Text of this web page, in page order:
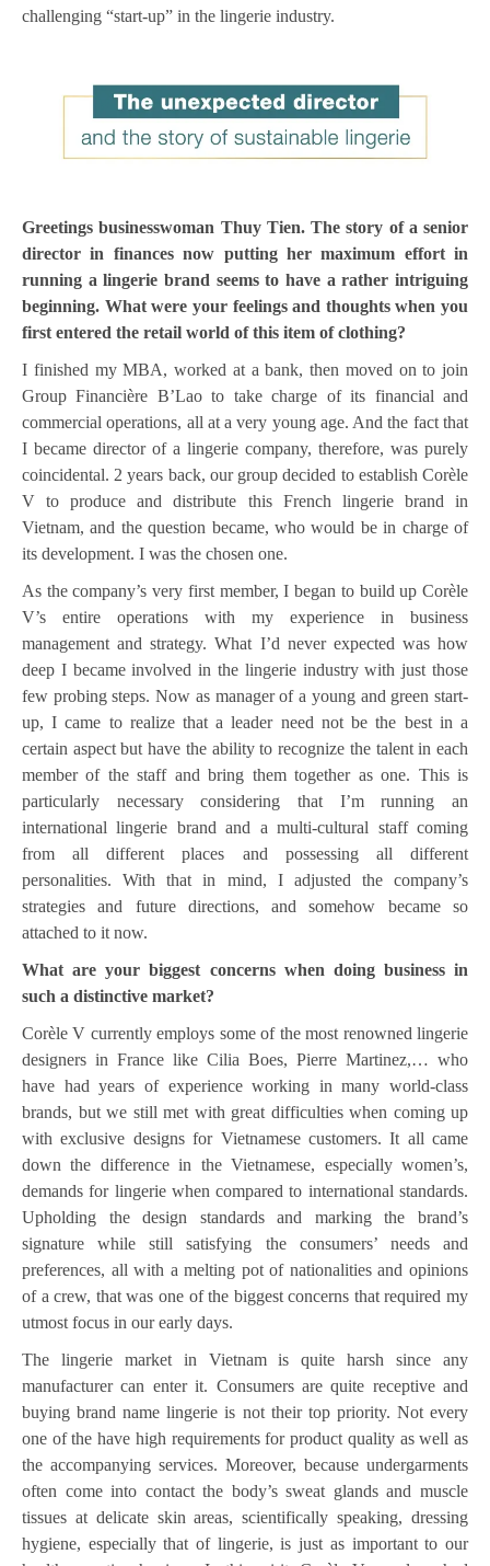
challenging “start-up” in the lingerie industry.
Greetings businesswoman Thuy Tien. The story of a senior
director in finances now putting her maximum effort in
running a lingerie brand seems to have a rather intriguing
beginning. What were your feelings and thoughts when you
first entered the retail world of this item of clothing?
I finished my MBA, worked at a bank, then moved on to join
Group Financière B’Lao to take charge of its financial and
commercial operations, all at a very young age. And the fact that
I became director of a lingerie company, therefore, was purely
coincidental. 2 years back, our group decided to establish Corèle
V to produce and distribute this French lingerie brand in
Vietnam, and the question became, who would be in charge of
its development. I was the chosen one.
As the company’s very first member, I began to build up Corèle
V’s entire operations with my experience in business
management and strategy. What I’d never expected was how
deep I became involved in the lingerie industry with just those
few probing steps. Now as manager of a young and green start-
up, I came to realize that a leader need not be the best in a
certain aspect but have the ability to recognize the talent in each
member of the staff and bring them together as one. This is
particularly necessary considering that I’m running an
international lingerie brand and a multi-cultural staff coming
from all different places and possessing all different
personalities. With that in mind, I adjusted the company’s
strategies and future directions, and somehow became so
attached to it now.
What are your biggest concerns when doing business in
such a distinctive market?
Corèle V currently employs some of the most renowned lingerie
designers in France like Cilia Boes, Pierre Martinez,… who
have had years of experience working in many world-class
brands, but we still met with great difficulties when coming up
with exclusive designs for Vietnamese customers. It all came
down the difference in the Vietnamese, especially women’s,
demands for lingerie when compared to international standards.
Upholding the design standards and marking the brand’s
signature while still satisfying the consumers’ needs and
preferences, all with a melting pot of nationalities and opinions
of a crew, that was one of the biggest concerns that required my
utmost focus in our early days.
The lingerie market in Vietnam is quite harsh since any
manufacturer can enter it. Consumers are quite receptive and
buying brand name lingerie is not their top priority. Not every
one of the have high requirements for product quality as well as
the accompanying services. Moreover, because undergarments
often come into contact the body’s sweat glands and muscle
tissues at delicate skin areas, scientifically speaking, dressing
hygiene, especially that of lingerie, is just as important to our